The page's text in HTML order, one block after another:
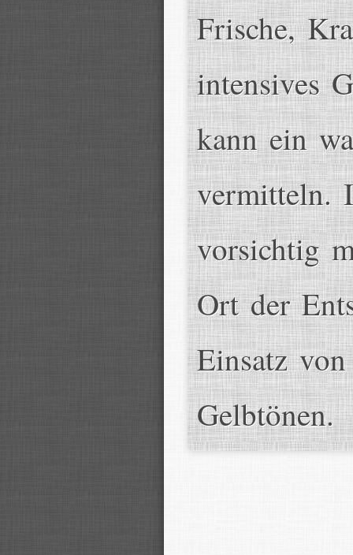
Frische,
intensives
kann ein
vermitteln.
vorsichtig
Ort der
Einsatz von
Gelbtönen.